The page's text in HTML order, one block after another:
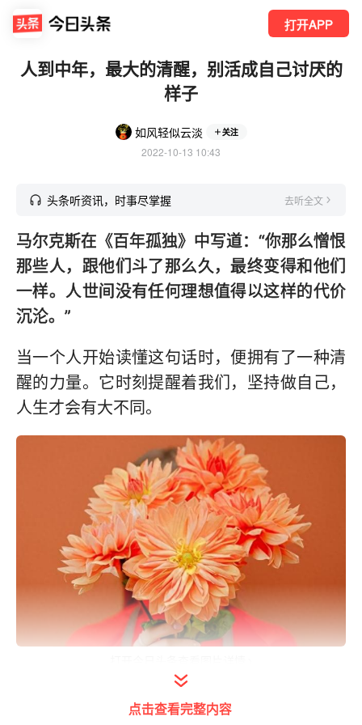
打开APP
人到中年，最大的清醒，别活成自己讨厌的
样子
如风轻似云淡 关注
2022-10-13 10:43
头条听资讯，时事尽掌握 去听全文
马尔克斯在《百年孤独》中写道：“你那么憎恨
那些人，跟他们斗了那么久，最终变得和他们
一样。人世间没有任何理想值得以这样的代价
沉沦。”
当一个人开始读懂这句话时，便拥有了一种清
醒的力量。它时刻提醒着我们，坚持做自己，
人生才会有大不同。
点击查看完整内容